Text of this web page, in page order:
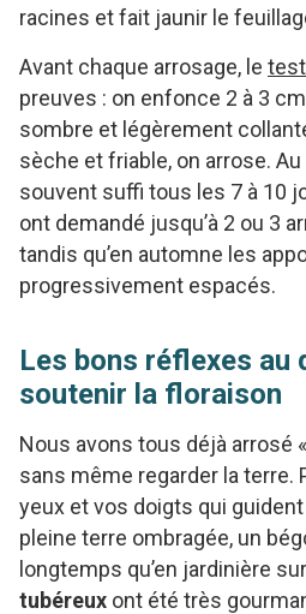
racines et fait jaunir le
Avant chaque arrosage, le
preuves : on enfonce 2 à 3
sombre et légèrement
sèche et friable, on arrose.
souvent suffi tous les 7 à 10
ont demandé jusqu’à 2 ou 3
tandis qu’en automne les
progressivement espacés.
Les bons réflexes au
soutenir la floraison
Nous avons tous déjà arrosé
sans même regarder la terre.
yeux et vos doigts qui guident
pleine terre ombragée, un
longtemps qu’en jardinière
tubéreux ont été très